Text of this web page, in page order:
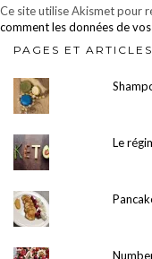
Ce site utilise Akismet pour
comment les données de
PAGES ET
Le